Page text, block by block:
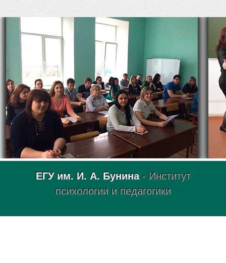
ЕГУ им. И. А. Бунина- Институт
психологии и педагогики